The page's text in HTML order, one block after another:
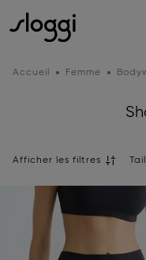
Accueil Femme
Afficher les filtres